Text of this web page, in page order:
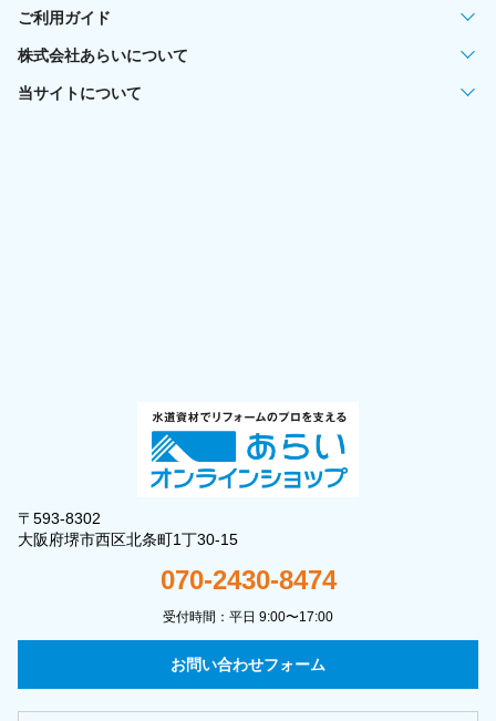
ご利用ガイド
株式会社あらいについて
当サイトについて
〒593-8302
大阪府堺市西区北条町1丁30-15
070-2430-8474
受付時間：平日 9:00〜17:00
お問い合わせフォーム